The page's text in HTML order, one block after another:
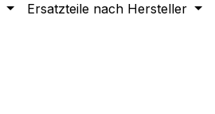
Ersatzteile nach Hersteller